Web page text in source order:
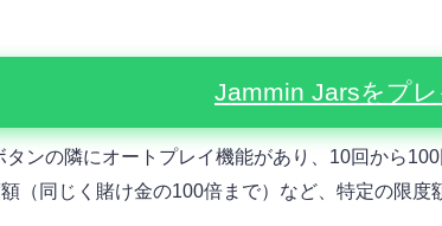
Jammin Jarsをプ
ンの隣にオートプレイ機能があり、10回から
（同じく賭け金の100倍まで）など、特定の限度